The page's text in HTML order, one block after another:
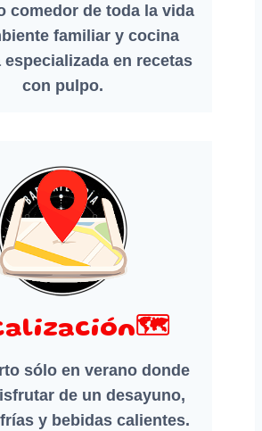
comedor de toda la vida
familiar y cocina
especializada en recetas
con pulpo.
sólo en verano donde
de un desayuno,
y bebidas calientes.